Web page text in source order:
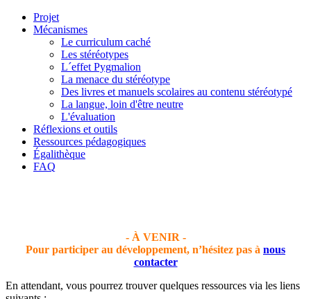
Projet
Mécanismes
Le curriculum caché
Les stéréotypes
L´effet Pygmalion
La menace du stéréotype
Des livres et manuels scolaires au contenu stéréotypé
La langue, loin d'être neutre
L'évaluation
Réflexions et outils
Ressources pédagogiques
Égalithèque
FAQ
- À VENIR -
Pour participer au développement, n’hésitez pas à nous
contacter
En attendant, vous pourrez trouver quelques ressources via les liens